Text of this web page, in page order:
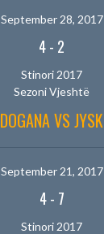
September 28, 2017
4- 2
Stinori 2017
Sezoni Vjeshtë
DOGANA VS JYSK
September 21, 2017
4- 7
Stinori 2017